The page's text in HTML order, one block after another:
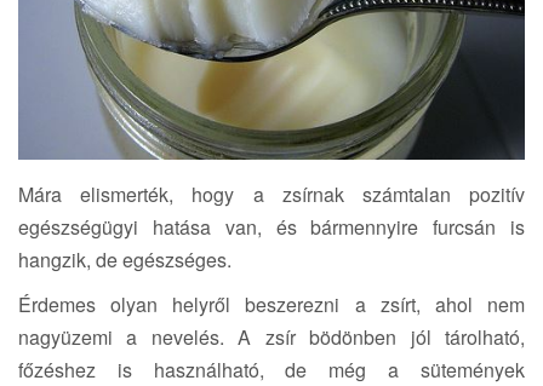
Mára elismerték, hogy a zsírnak számtalan pozitív
egészségügyi hatása van, és bármennyire furcsán is
hangzik, de egészséges.
Érdemes olyan helyről beszerezni a zsírt, ahol nem
nagyüzemi a nevelés. A zsír bödönben jól tárolható,
főzéshez is használható, de még a sütemények